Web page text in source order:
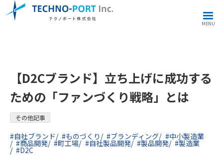
MENU
その他記事 【D2Cブランド】立ち上げに成功するための「ファンづくり戦略」とは
【D2Cブランド】立ち上げに成功する
ための「ファンづくり戦略」とは
その他記事
#自社ブランド #ものづくり #ブランディング #中小製造業
#商品開発 #町工場 #自社製品開発 #製品開発 #製造業
#D2C